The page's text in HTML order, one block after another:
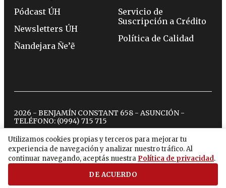
Utilizamos cookies propias y terceros para mejorar tu
experiencia de navegación y analizar nuestro tráfico. Al
continuar navegando, aceptás nuestra Política de privacidad.
DE ACUERDO
Pódcast ÚH
Newsletters ÚH
Ñandejara Ñe’ẽ
Servicio de
Suscripción a Crédito
Política de Calidad
2026 - BENJAMÍN CONSTANT 658 - ASUNCIÓN -
TELÉFONO: (0994) 715 715
twitterinstagram
facebook
tiktokyoutubespotify